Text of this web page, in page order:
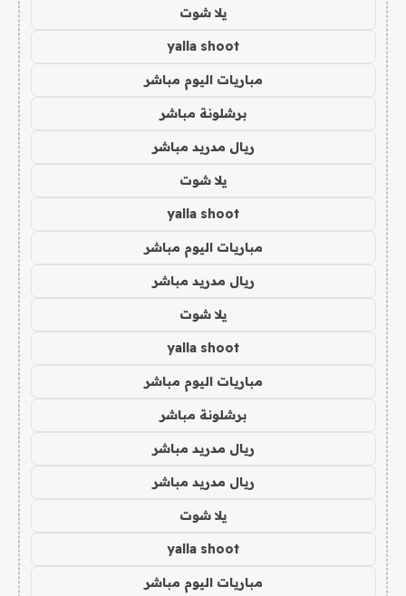
يلا شوت
yalla shoot
مباريات اليوم مباشر
برشلونة مباشر
ريال مدريد مباشر
يلا شوت
yalla shoot
مباريات اليوم مباشر
ريال مدريد مباشر
يلا شوت
yalla shoot
مباريات اليوم مباشر
برشلونة مباشر
ريال مدريد مباشر
ريال مدريد مباشر
يلا شوت
yalla shoot
مباريات اليوم مباشر